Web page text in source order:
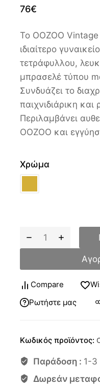
76€
Το OOZOO Vintage
ιδιαίτερο
τετράφυλλου,
μπρασελέ τύπου
Συνδυάζει το
παιχνιδιάρικη και
Περιλαμβάνει
OOZOO και
Χρώμα
Compare
Ρωτήστε μας
Κωδικός προϊόντος:
Παράδοση : 1-3
Δωρεάν